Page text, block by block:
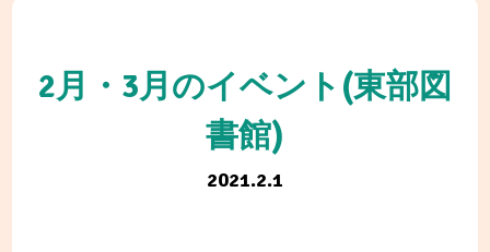
2月・3月のイベント(東部図
書館)
2021.2.1